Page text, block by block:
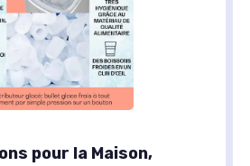
pour la Maison,